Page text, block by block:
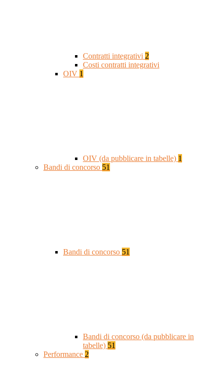
Contratti integrativi 2
Costi contratti integrativi
OIV 1
OIV (da pubblicare in tabelle) 1
Bandi di concorso 51
Bandi di concorso 51
Bandi di concorso (da pubblicare in
tabelle) 51
Performance 2